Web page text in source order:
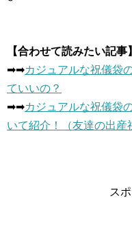
【合わせて読みたい記事】
➡︎➡︎カジュアルな祝儀袋
ていいの？
➡︎➡︎カジュアルな祝儀袋
いて紹介！（友達の出産
ス